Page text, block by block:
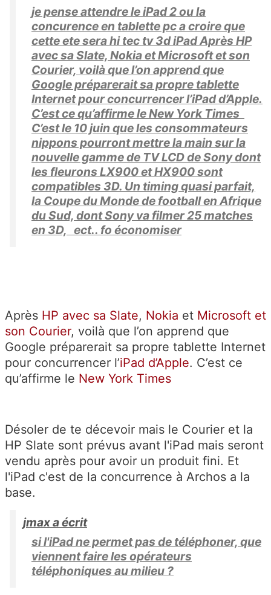
je pense attendre le iPad 2 ou la
concurence en tablette pc a croire que
cette ete sera hi tec tv 3d iPad Après HP
avec sa Slate, Nokia et Microsoft et son
Courier, voilà que l’on apprend que
Google préparerait sa propre tablette
Internet pour concurrencer l’iPad d’Apple.
C’est ce qu’affirme le New York Times
C’est le 10 juin que les consommateurs
nippons pourront mettre la main sur la
nouvelle gamme de TV LCD de Sony dont
les fleurons LX900 et HX900 sont
compatibles 3D. Un timing quasi parfait,
la Coupe du Monde de football en Afrique
du Sud, dont Sony va filmer 25 matches
en 3D, ect.. fo économiser
Après HP avec sa Slate, Nokia et Microsoft et
son Courier, voilà que l’on apprend que
Google préparerait sa propre tablette Internet
pour concurrencer l’iPad d’Apple. C’est ce
qu’affirme le New York Times
Désoler de te décevoir mais le Courier et la
HP Slate sont prévus avant l'iPad mais seront
vendu après pour avoir un produit fini. Et
l'iPad c'est de la concurrence à Archos a la
base.
jmax a écrit
si l'iPad ne permet pas de téléphoner, que
viennent faire les opérateurs
téléphoniques au milieu ?